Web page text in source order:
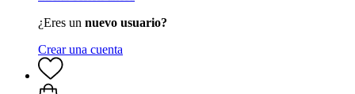
¿Eres un nuevo usuario?
Crear una cuenta